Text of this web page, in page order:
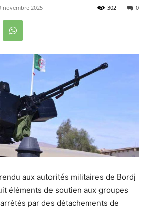
novembre 2025 0
302
aux autorités militaires de Bordj
éléments de soutien aux groupes
par des détachements de